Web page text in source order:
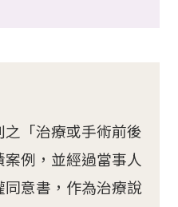
「治療或手術前後
例，並經過當事人
同意書，作為治療說